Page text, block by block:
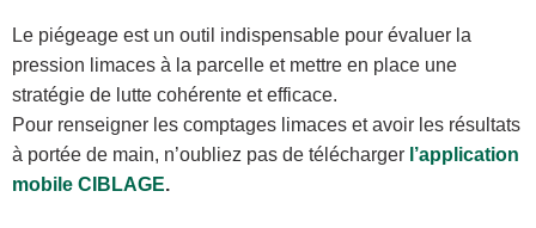
Le piégeage est un outil indispensable pour évaluer la
pression limaces à la parcelle et mettre en place une
stratégie de lutte cohérente et efficace.
Pour renseigner les comptages limaces et avoir les résultats
à portée de main, n’oubliez pas de télécharger l’application
mobile CIBLAGE.